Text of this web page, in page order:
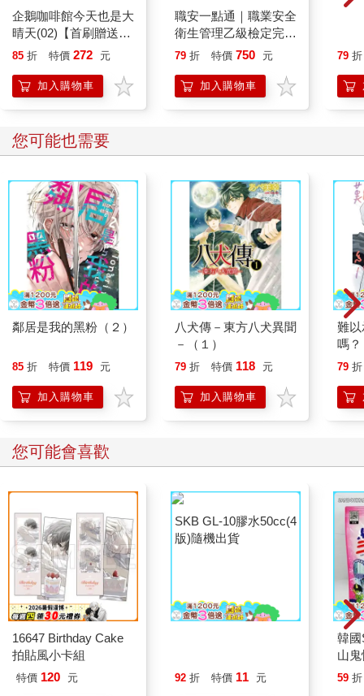
企鵝咖啡館今天也是大
晴天(02)【首刷贈送
「謹賀新年」收藏卡】
85 折 特價 272 元
加入購物車
職安一點通｜職業安全
衛生管理乙級檢定完勝
攻略｜2026版(套書)
79 折 特價 750 元
加入購物車
79 折
您可能也需要
鄰居是我的黑粉（２）
85 折 特價 119 元
加入購物車
八犬傳－東方八犬異聞
－（１）
79 折 特價 118 元
加入購物車
難
嗎
79 折
您可能會喜歡
16647 Birthday Cake
拍貼風小卡組
特價 120 元 92 折 特價 11 元
韓
山
450
59 折